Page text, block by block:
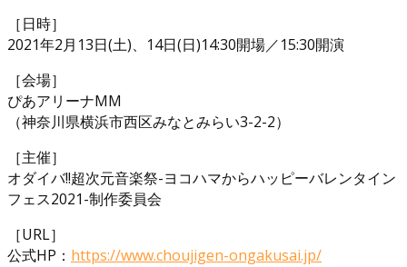
［日時］
2021年2月13日(土)、14日(日)14:30開場／15:30開演
［会場］
ぴあアリーナMM
（神奈川県横浜市西区みなとみらい3-2-2）
［主催］
オダイバ!!超次元音楽祭-ヨコハマからハッピーバレンタイン
フェス2021-制作委員会
［URL］
公式HP： https://www.choujigen-ongakusai.jp/